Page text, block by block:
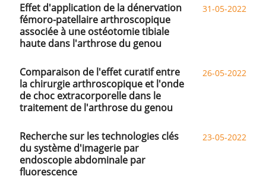
31-05-2022
Effet d'application de la dénervation
fémoro-patellaire arthroscopique
associée à une ostéotomie tibiale
haute dans l'arthrose du genou
26-05-2022
Comparaison de l'effet curatif entre
la chirurgie arthroscopique et l'onde
de choc extracorporelle dans le
traitement de l'arthrose du genou
23-05-2022
Recherche sur les technologies clés
du système d'imagerie par
endoscopie abdominale par
fluorescence